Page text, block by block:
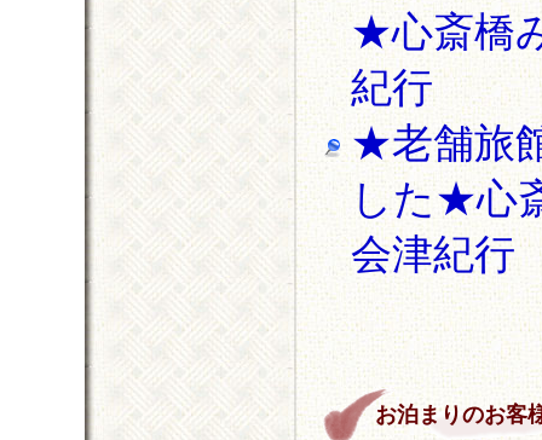
★心斎橋
紀行
★老舗旅
した★心
会津紀行
お泊まりのお客